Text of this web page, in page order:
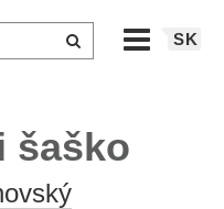
SK
šaško